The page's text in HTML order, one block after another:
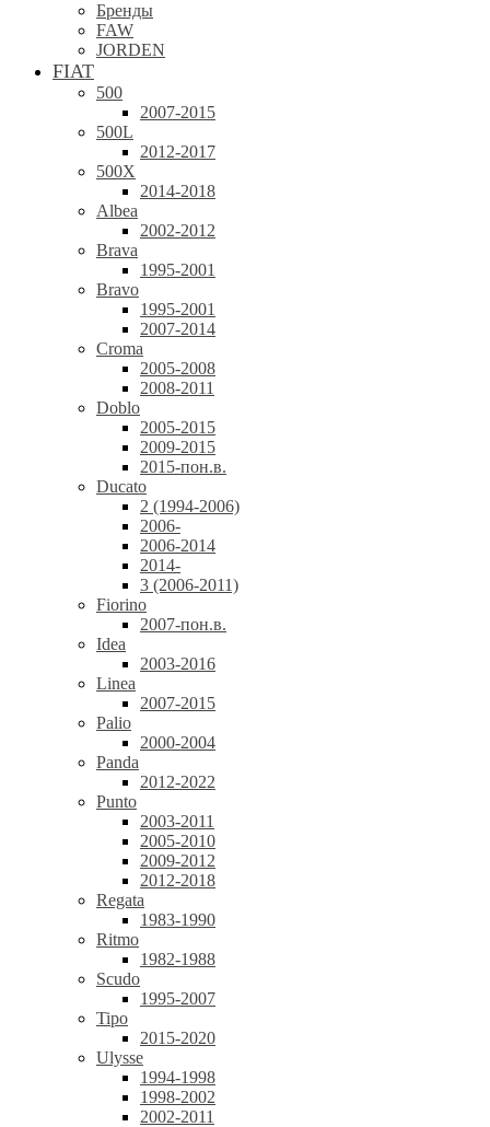
Бренды
FAW
JORDEN
FIAT
500
2007-2015
500L
2012-2017
500X
2014-2018
Albea
2002-2012
Brava
1995-2001
Bravo
1995-2001
2007-2014
Croma
2005-2008
2008-2011
Doblo
2005-2015
2009-2015
2015-пон.в.
Ducato
2 (1994-2006)
2006-
2006-2014
2014-
3 (2006-2011)
Fiorino
2007-пон.в.
Idea
2003-2016
Linea
2007-2015
Palio
2000-2004
Panda
2012-2022
Punto
2003-2011
2005-2010
2009-2012
2012-2018
Regata
1983-1990
Ritmo
1982-1988
Scudo
1995-2007
Tipo
2015-2020
Ulysse
1994-1998
1998-2002
2002-2011